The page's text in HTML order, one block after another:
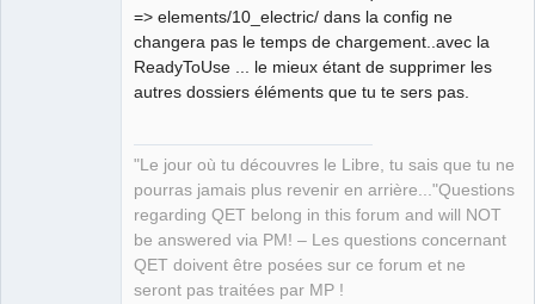
=> elements/10_electric/ dans la config ne
changera pas le temps de chargement..avec la
ReadyToUse ... le mieux étant de supprimer les
autres dossiers éléments que tu te sers pas.
"Le jour où tu découvres le Libre, tu sais que tu ne
pourras jamais plus revenir en arrière..."Questions
regarding QET belong in this forum and will NOT
be answered via PM! – Les questions concernant
QET doivent être posées sur ce forum et ne
seront pas traitées par MP !